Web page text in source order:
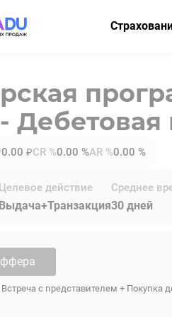
Здоровье
0.00 ₽CR %0.00 %AR %0.00 %
Целевое действие
Выдача+Транзакция
Среднее
30 дней
с представителем + Покупка